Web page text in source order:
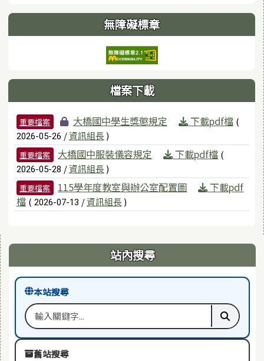
無障礙標章
檔案下載
檔案列表
重要檔案 大橋國中學生獎懲規定 下載pdf檔 (
2026-05-26 /資訊組長 )
重要檔案 大橋國中服裝儀容規定 下載pdf檔 (
2026-05-28 /資訊組長 )
重要檔案 115學年度教室與辦公室配置圖
下載pdf
檔 ( 2026-07-13 /資訊組長 )
右邊區域內容 站內搜尋
本站搜尋
搜尋關鍵字 執行本
舊站搜尋